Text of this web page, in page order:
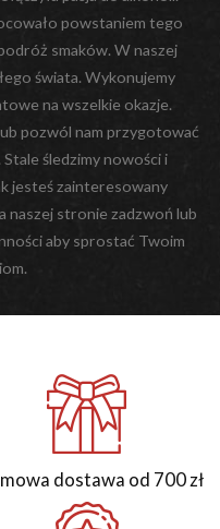
powstaniem tego
smaków. W naszej
świata. Wykonujemy
na wszelkie okazje.
pozwól nam przygotować
śledzimy nowości i
jesteś zainteresowany
naszej stronie zadzwoń lub
aby sprostać Twoim
dostawa od 700 zł